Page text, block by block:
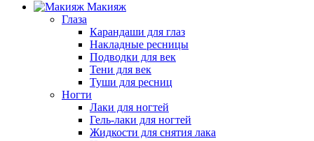
Макияж
Глаза
Карандаши для глаз
Накладные ресницы
Подводки для век
Тени для век
Туши для ресниц
Ногти
Лаки для ногтей
Гель-лаки для ногтей
Жидкости для снятия лака